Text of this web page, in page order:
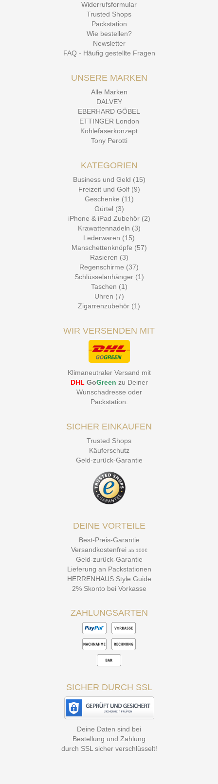
Widerrufsformular
Trusted Shops
Packstation
Wie bestellen?
Newsletter
FAQ - Häufig gestellte Fragen
UNSERE MARKEN
Alle Marken
DALVEY
EBERHARD GÖBEL
ETTINGER London
Kohlefaserkonzept
Tony Perotti
KATEGORIEN
Business und Geld (15)
Freizeit und Golf (9)
Geschenke (11)
Gürtel (3)
iPhone & iPad Zubehör (2)
Krawattennadeln (3)
Lederwaren (15)
Manschettenknöpfe (57)
Rasieren (3)
Regenschirme (37)
Schlüsselanhänger (1)
Taschen (1)
Uhren (7)
Zigarrenzubehör (1)
WIR VERSENDEN MIT
Klimaneutraler Versand mit
DHL GoGreen zu Deiner
Wunschadresse oder
Packstation.
SICHER EINKAUFEN
Trusted Shops
Käuferschutz
Geld-zurück-Garantie
DEINE VORTEILE
Best-Preis-Garantie
Versandkostenfrei ab 100€
Geld-zurück-Garantie
Lieferung an Packstationen
HERRENHAUS Style Guide
2% Skonto bei Vorkasse
ZAHLUNGSARTEN
SICHER DURCH SSL
Deine Daten sind bei
Bestellung und Zahlung
durch SSL sicher verschlüsselt!